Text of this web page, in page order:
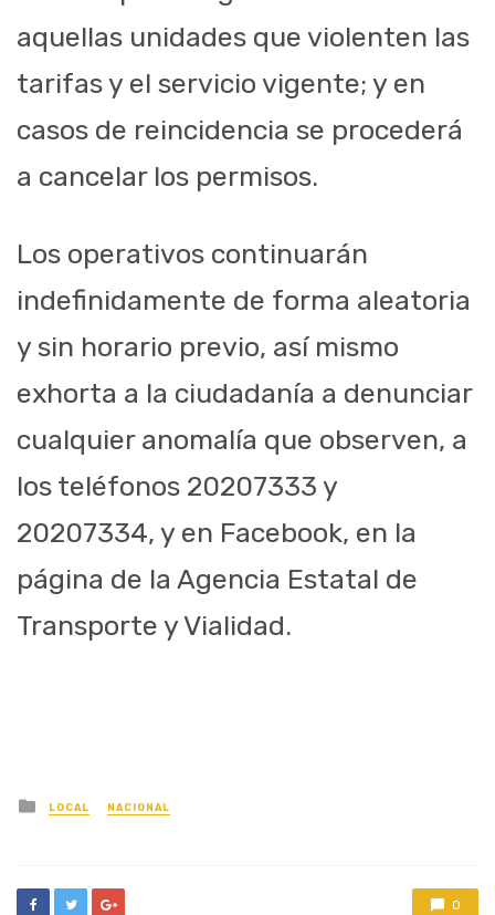
aquellas unidades que violenten las
tarifas y el servicio vigente; y en
casos de reincidencia se procederá
a cancelar los permisos.
Los operativos continuarán
indefinidamente de forma aleatoria
y sin horario previo, así mismo
exhorta a la ciudadanía a denunciar
cualquier anomalía que observen, a
los teléfonos 20207333 y
20207334, y en Facebook, en la
página de la Agencia Estatal de
Transporte y Vialidad.
Posted
in
LOCAL NACIONAL
0